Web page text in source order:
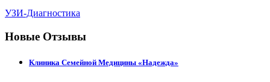
УЗИ-Диагностика
Новые Отзывы
Клиника Семейной Медицины «Надежда»